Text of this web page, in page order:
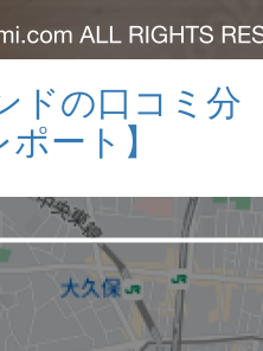
ドの口コミ分
ート】